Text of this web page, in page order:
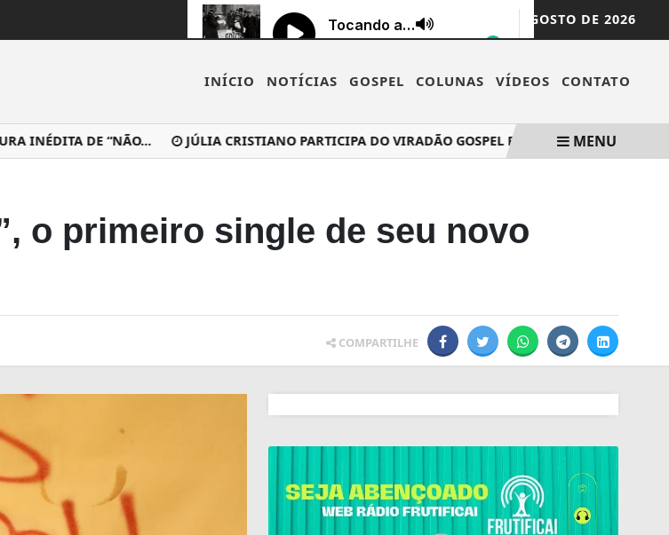
SEXTA-FEIRA, 07 DE AGOSTO DE 2026
INÍCIO NOTÍCIAS GOSPEL COLUNAS VÍDEOS CONTATO
INÉDITA DE “NÃO... JÚLIA CRISTIANO PARTICIPA DO VIRADÃO GOSPEL RIO E MINISTRA EM DOIS
MENU
o primeiro single de seu novo
COMPARTILHE